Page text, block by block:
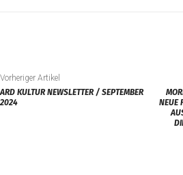
Vorheriger Artikel
ARD KULTUR NEWSLETTER / SEPTEMBER
2024
NEUE